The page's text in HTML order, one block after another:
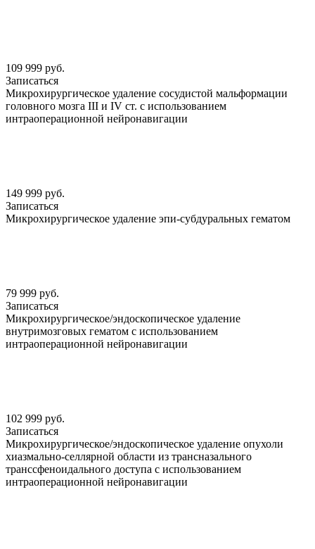
109 999 руб.
Записаться
Микрохирургическое удаление сосудистой мальформации
головного мозга III и IV ст. с использованием
интраоперационной нейронавигации
149 999 руб.
Записаться
Микрохирургическое удаление эпи-субдуральных гематом
79 999 руб.
Записаться
Микрохирургическое/эндоскопическое удаление
внутримозговых гематом с использованием
интраоперационной нейронавигации
102 999 руб.
Записаться
Микрохирургическое/эндоскопическое удаление опухоли
хиазмально-селлярной области из трансназального
транссфеноидального доступа с использованием
интраоперационной нейронавигации